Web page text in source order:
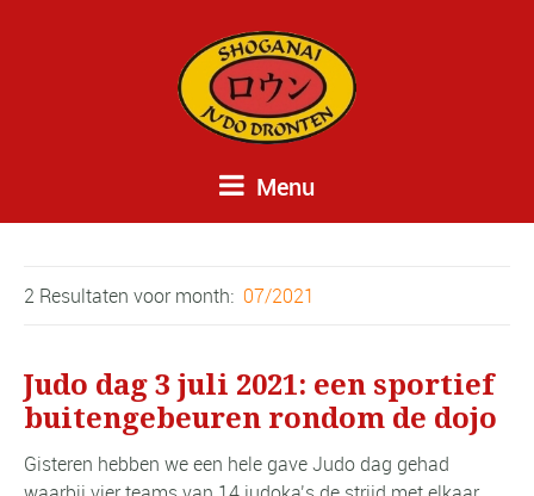
Menu
2 Resultaten voormonth: 07/2021
Judo dag 3 juli 2021: een sportief
buitengebeuren rondom de dojo
Gisteren hebben we een hele gave Judo dag gehad